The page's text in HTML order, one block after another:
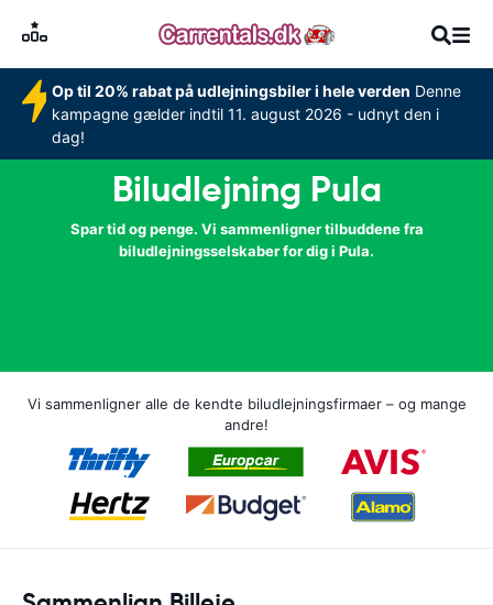
Op til 20% rabat på udlejningsbiler i hele verden Denne
kampagne gælder indtil 11. august 2026 - udnyt den i
dag!
Biludlejning Pula
Spar tid og penge. Vi sammenligner tilbuddene fra
biludlejningsselskaber for dig i Pula.
Vi sammenligner alle de kendte biludlejningsfirmaer – og mange
andre!